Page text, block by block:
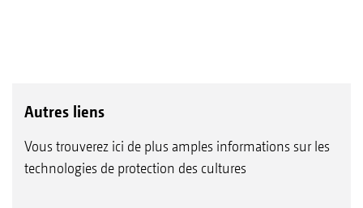
Autres liens
Vous trouverez ici de plus amples informations sur les
technologies de protection des cultures